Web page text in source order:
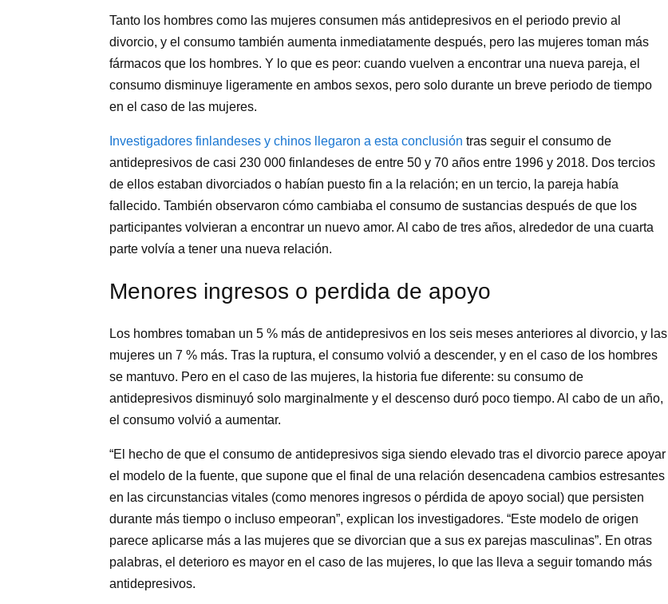
Tanto los hombres como las mujeres consumen más antidepresivos en el periodo previo al
divorcio, y el consumo también aumenta inmediatamente después, pero las mujeres toman más
fármacos que los hombres. Y lo que es peor: cuando vuelven a encontrar una nueva pareja, el
consumo disminuye ligeramente en ambos sexos, pero solo durante un breve periodo de tiempo
en el caso de las mujeres.
Investigadores finlandeses y chinos llegaron a esta conclusión tras seguir el consumo de
antidepresivos de casi 230 000 finlandeses de entre 50 y 70 años entre 1996 y 2018. Dos tercios
de ellos estaban divorciados o habían puesto fin a la relación; en un tercio, la pareja había
fallecido. También observaron cómo cambiaba el consumo de sustancias después de que los
participantes volvieran a encontrar un nuevo amor. Al cabo de tres años, alrededor de una cuarta
parte volvía a tener una nueva relación.
Menores ingresos o perdida de apoyo
Los hombres tomaban un 5 % más de antidepresivos en los seis meses anteriores al divorcio, y las
mujeres un 7 % más. Tras la ruptura, el consumo volvió a descender, y en el caso de los hombres
se mantuvo. Pero en el caso de las mujeres, la historia fue diferente: su consumo de
antidepresivos disminuyó solo marginalmente y el descenso duró poco tiempo. Al cabo de un año,
el consumo volvió a aumentar.
“El hecho de que el consumo de antidepresivos siga siendo elevado tras el divorcio parece apoyar
el modelo de la fuente, que supone que el final de una relación desencadena cambios estresantes
en las circunstancias vitales (como menores ingresos o pérdida de apoyo social) que persisten
durante más tiempo o incluso empeoran”, explican los investigadores. “Este modelo de origen
parece aplicarse más a las mujeres que se divorcian que a sus ex parejas masculinas”. En otras
palabras, el deterioro es mayor en el caso de las mujeres, lo que las lleva a seguir tomando más
antidepresivos.